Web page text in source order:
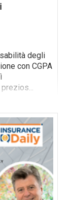
degli
con CGPA
prezios...